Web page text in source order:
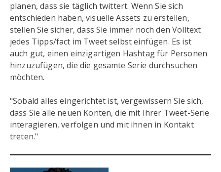
planen, dass sie täglich twittert. Wenn Sie sich
entschieden haben, visuelle Assets zu erstellen,
stellen Sie sicher, dass Sie immer noch den Volltext
jedes Tipps/fact im Tweet selbst einfügen. Es ist
auch gut, einen einzigartigen Hashtag für Personen
hinzuzufügen, die die gesamte Serie durchsuchen
möchten.
"Sobald alles eingerichtet ist, vergewissern Sie sich,
dass Sie alle neuen Konten, die mit Ihrer Tweet-Serie
interagieren, verfolgen und mit ihnen in Kontakt
treten."